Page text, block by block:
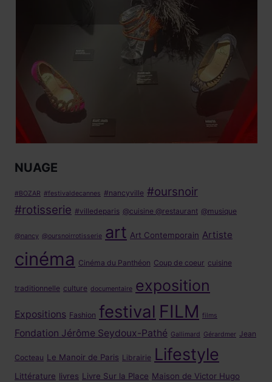
NUAGE
#BOZAR #festivaldecannes #nancyville #oursnoir
#rotisserie #villedeparis @cuisine @restaurant @musique
@nancy @oursnoirrotisserie art Art Contemporain Artiste
cinéma Cinéma du Panthéon Coup de coeur cuisine
traditionnelle culture documentaire exposition
Expositions Fashion festival FILM films
Fondation Jérôme Seydoux-Pathé Gallimard Gérardmer Jean
Cocteau Le Manoir de Paris Librairie Lifestyle
Littérature livres Livre Sur la Place Maison de Victor Hugo